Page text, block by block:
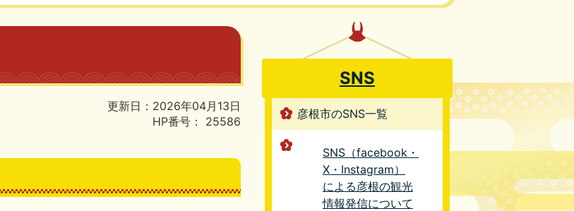
更新日：2026年04月13日
HP番号：
25586
SNS
彦根市のSNS一覧
SNS（facebook・
X・Instagram）
による彦根の観光
情報発信について